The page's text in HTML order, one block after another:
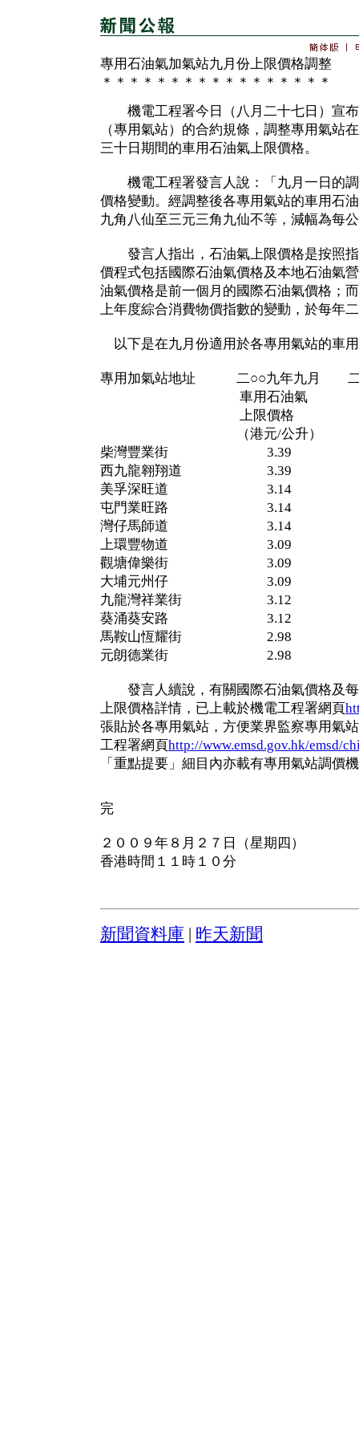
專用石油氣加氣站九月份上限價格調整
＊＊＊＊＊＊＊＊＊＊＊＊＊＊＊＊＊
機電工程署今日（八月二十七日）宣布
（專用氣站）的合約規條，調整專用氣站
三十日期間的車用石油氣上限價格。
機電工程署發言人說：「九月一日的調
價格變動。經調整後各專用氣站的車用石
九角八仙至三元三角九仙不等，減幅為每
發言人指出，石油氣上限價格是按照指
價程式包括國際石油氣價格及本地石油氣
油氣價格是前一個月的國際石油氣價格；
上年度綜合消費物價指數的變動，於每年
以下是在九月份適用於各專用氣站的車
專用加氣站地址 二○○九年九月 二
車用石油氣 車用
上限價格 上限
（港元/公升） (港
柴灣豐業街 3.39
西九龍翱翔道 3.39
美孚深旺道 3.14
屯門業旺路 3.14
灣仔馬師道 3.14
上環豐物道 3.09
觀塘偉樂街 3.09
大埔元州仔 3.09
九龍灣祥業街 3.12
葵涌葵安路 3.12
馬鞍山恆耀街 2.98
元朗德業街 2.98
發言人續說，有關國際石油氣價格及每
上限價格詳情，已上載於機電工程署網頁
張貼於各專用氣站，方便業界監察專用氣
工程署網頁http://www.emsd.gov.hk/emsd/
「重點提要」細目內亦載有專用氣站調價
完
２００９年８月２７日（星期四）
香港時間１１時１０分
新聞資料庫 昨天新聞